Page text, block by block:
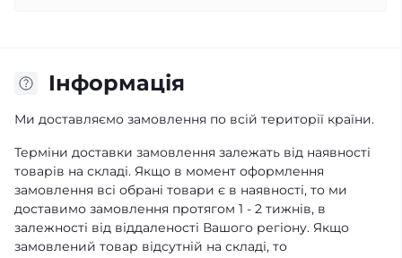
Iнформація
Ми доставляємо замовлення по всій території країни.
Терміни доставки замовлення залежать від наявності
товарів на складі. Якщо в момент оформлення
замовлення всі обрані товари є в наявності, то ми
доставимо замовлення протягом 1 - 2 тижнів, в
залежності від віддаленості Вашого регіону. Якщо
замовлений товар відсутній на складі, то